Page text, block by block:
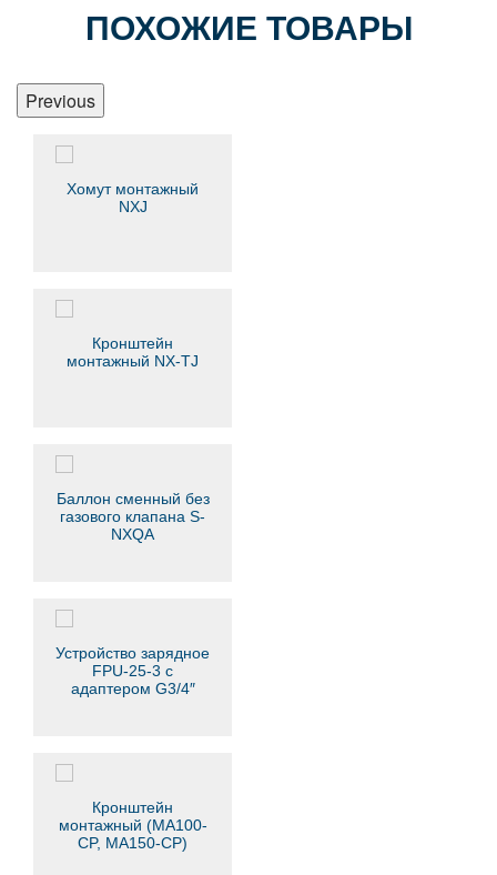
ПОХОЖИЕ ТОВАРЫ
Previous
Хомут монтажный
NXJ
Кронштейн
монтажный NX-TJ
Баллон сменный без
газового клапана S-
NXQA
Устройство зарядное
FPU-25-3 с
адаптером G3/4″
Кронштейн
монтажный (MA100-
CP, MA150-CP)